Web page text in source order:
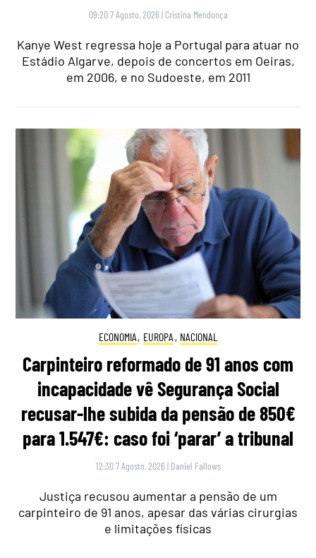
09:20 7 Agosto, 2026 | Cristina Mendonça
Kanye West regressa hoje a Portugal para atuar no
Estádio Algarve, depois de concertos em Oeiras,
em 2006, e no Sudoeste, em 2011
ECONOMIA, EUROPA , NACIONAL
Carpinteiro reformado de 91 anos com
incapacidade vê Segurança Social
recusar-lhe subida da pensão de 850€
para 1.547€: caso foi ‘parar’ a tribunal
12:30 7 Agosto, 2026 | Daniel Fallows
Justiça recusou aumentar a pensão de um
carpinteiro de 91 anos, apesar das várias cirurgias
e limitações físicas